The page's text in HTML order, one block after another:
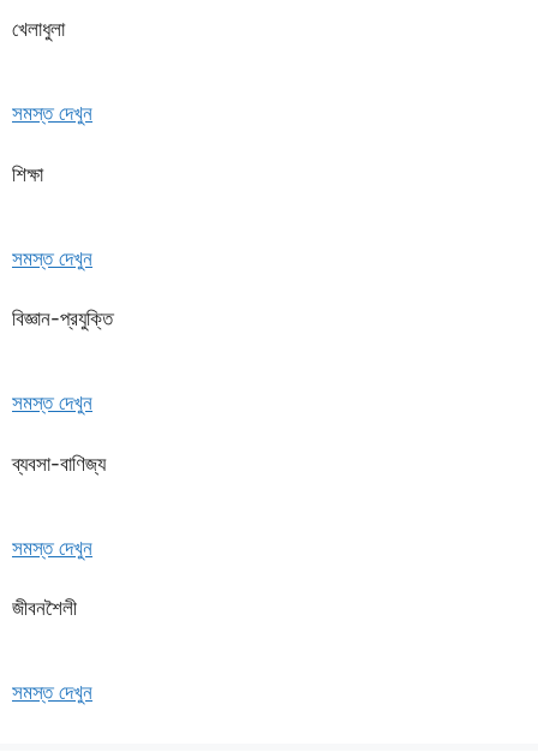
খেলাধুলা
সমস্ত দেখুন
শিক্ষা
সমস্ত দেখুন
বিজ্ঞান-প্রযুক্তি
সমস্ত দেখুন
ব্যবসা-বাণিজ্য
সমস্ত দেখুন
জীবনশৈলী
সমস্ত দেখুন